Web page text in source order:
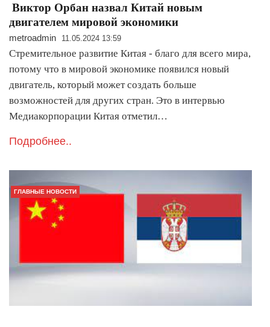
Виктор Орбан назвал Китай новым
двигателем мировой экономики
metroadmin 11.05.2024 13:59
Стремительное развитие Китая - благо для всего мира,
потому что в мировой экономике появился новый
двигатель, который может создать больше
возможностей для других стран. Это в интервью
Медиакорпорации Китая отметил…
Подробнее..
ГЛАВНЫЕ НОВОСТИ